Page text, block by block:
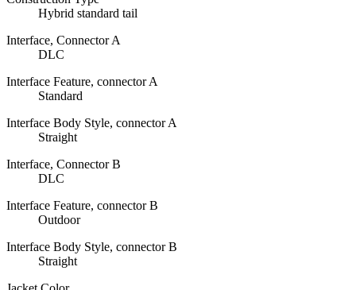
Hybrid standard tail
Interface, Connector A
DLC
Interface Feature, connector A
Standard
Interface Body Style, connector A
Straight
Interface, Connector B
DLC
Interface Feature, connector B
Outdoor
Interface Body Style, connector B
Straight